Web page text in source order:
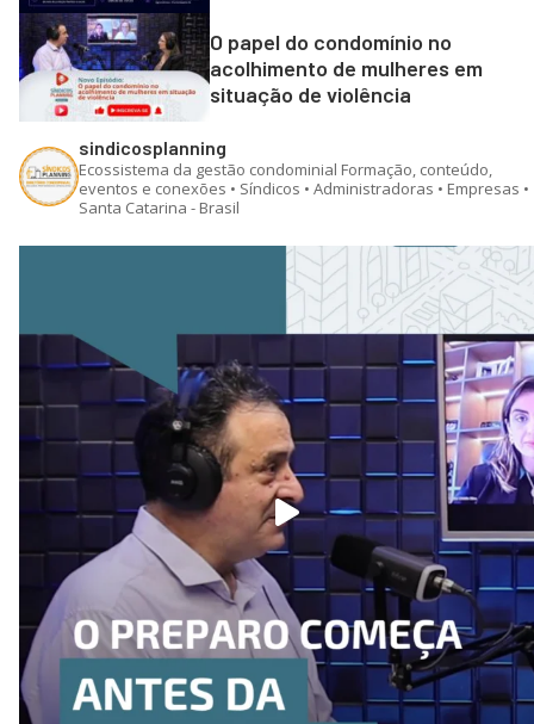
O papel do condomínio no
acolhimento de mulheres em
situação de violência
sindicosplanning
Ecossistema da gestão condominial Formação, conteúdo,
eventos e conexões • Síndicos • Administradoras • Empresas •
Santa Catarina - Brasil